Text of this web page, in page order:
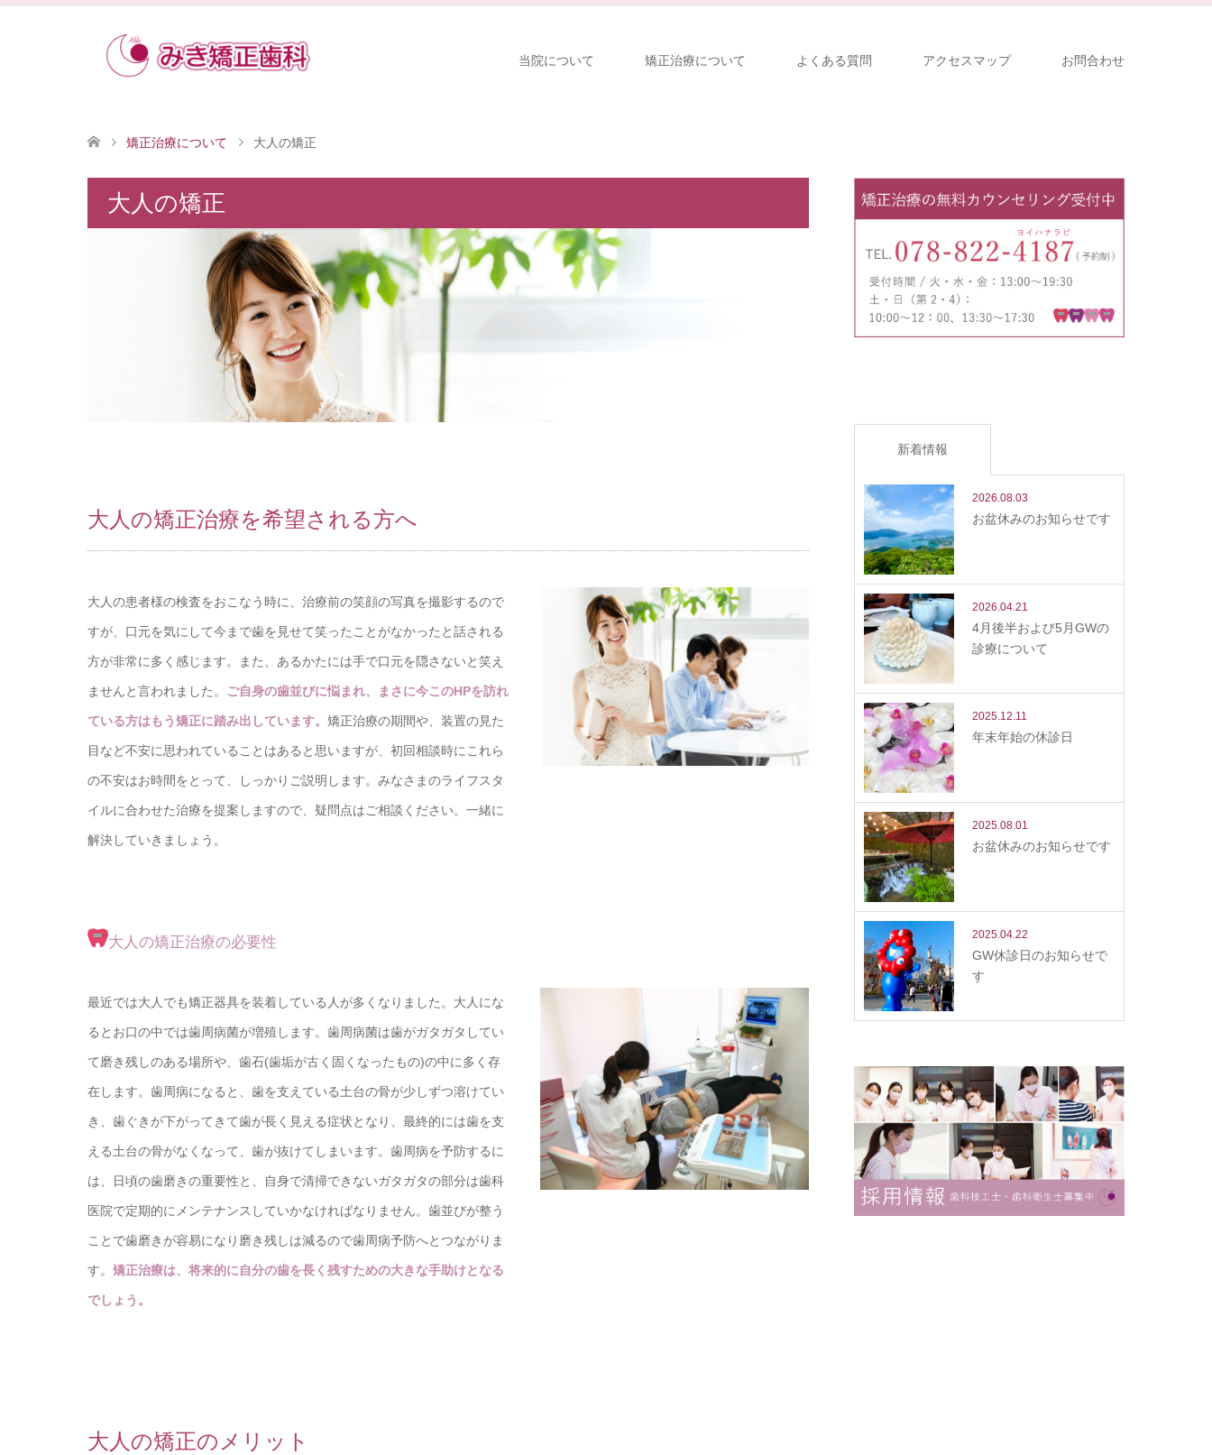
当院について 矯正治療について よくある質問 アクセスマップ お問合わせ
矯正治療について 大人の矯正
大人の矯正
大人の矯正治療を希望される方へ
大人の患者様の検査をおこなう時に、治療前の笑顔の写真を撮影するので
すが、口元を気にして今まで歯を見せて笑ったことがなかったと話される
方が非常に多く感じます。また、あるかたには手で口元を隠さないと笑え
ませんと言われました。 ご自身の歯並びに悩まれ、まさに今このHPを訪れ
ている方はもう矯正に踏み出しています。 矯正治療の期間や、装置の見た
目など不安に思われていることはあると思いますが、初回相談時にこれら
の不安はお時間をとって、しっかりご説明します。みなさまのライフスタ
イルに合わせた治療を提案しますので、疑問点はご相談ください。一緒に
解決していきましょう。
大人の矯正治療の必要性
最近では大人でも矯正器具を装着している人が多くなりました。大人にな
るとお口の中では歯周病菌が増殖します。歯周病菌は歯がガタガタしてい
て磨き残しのある場所や、歯石(歯垢が古く固くなったもの)の中に多く存
在します。歯周病になると、歯を支えている土台の骨が少しずつ溶けてい
き、歯ぐきが下がってきて歯が長く見える症状となり、最終的には歯を支
える土台の骨がなくなって、歯が抜けてしまいます。歯周病を予防するに
は、日頃の歯磨きの重要性と、自身で清掃できないガタガタの部分は歯科
医院で定期的にメンテナンスしていかなければなりません。歯並びが整う
ことで歯磨きが容易になり磨き残しは減るので歯周病予防へとつながりま
す。 矯正治療は、将来的に自分の歯を長く残すための大きな手助けとなる
でしょう。
大人の矯正のメリット
新着情報
2026.08.03
お盆休みのお知らせです
2026.04.21
4月後半および5月GWの
診療について
2025.12.11
年末年始の休診日
2025.08.01
お盆休みのお知らせです
2025.04.22
GW休診日のお知らせで
す